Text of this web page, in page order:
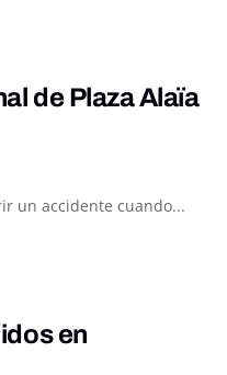
de Plaza Alaïa
un accidente cuando...
en